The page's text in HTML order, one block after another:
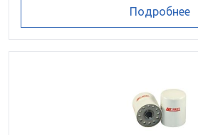
Подробнее